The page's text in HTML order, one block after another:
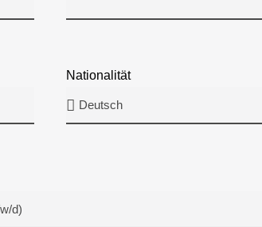
Nationalität